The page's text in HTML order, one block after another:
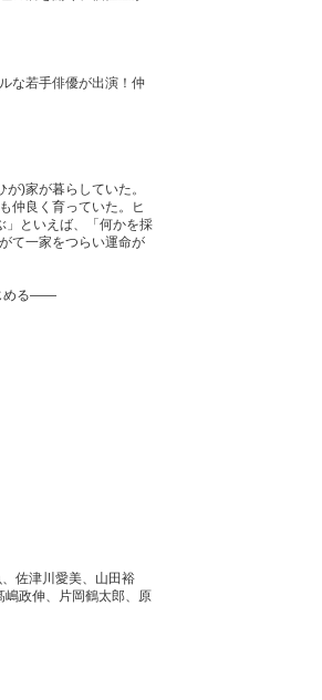
な若手俳優が出演！仲
)家が暮らしていた。
仲良く育っていた。ヒ
」といえば、「何かを採
て一家をつらい運命が
める――
佐津川愛美、山田裕
嶋政伸、片岡鶴太郎、原